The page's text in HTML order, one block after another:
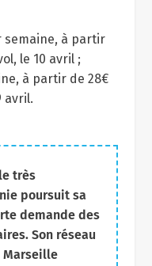
semaine, à partir
le 10 avril ;
à partir de 28€
avril.
très
poursuit sa
demande des
Son réseau